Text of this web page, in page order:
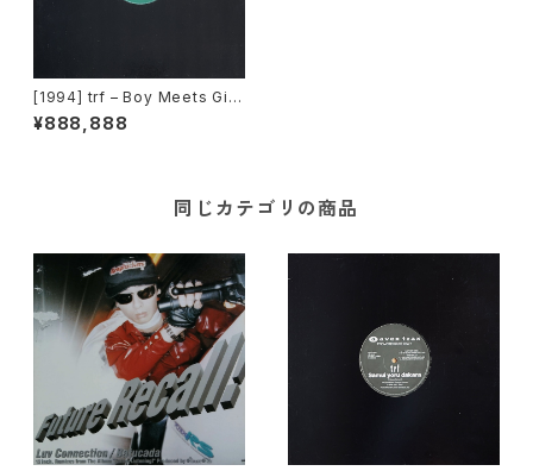
[1994] trf – Boy Meets Girl
[Avex Trax][PROMO]
¥888,888
同じカテゴリの商品